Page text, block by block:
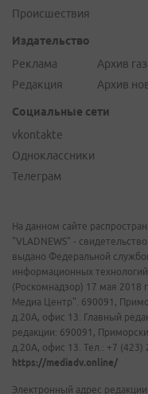
Происшествия
Издательство
Реклама
Редакция
Архив
Архив
Социальные сети
vkontakte
Одноклассники
Телеграм
На данном сайте
"VLADNEWS" -
выдано Федеральной
информационных
(Роскомнадзор) 17 мая 2018
Медиа Центр". 690091,
д.20А, офис 13. Главный
редакции: 690091,
д.20А, офис 13. Тел.: +7 (423)
https://mediadv.online/
Электронный адрес